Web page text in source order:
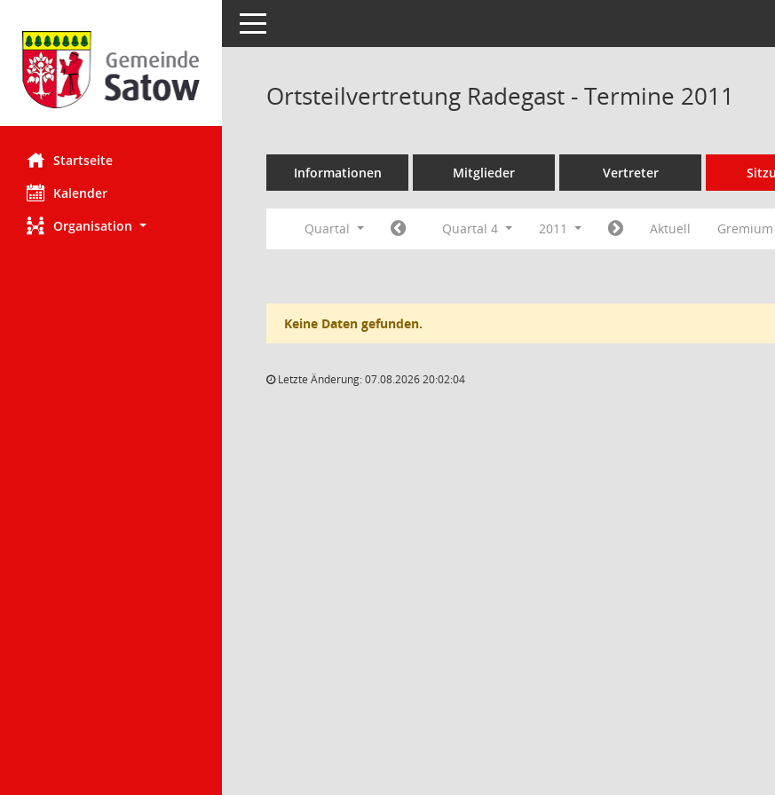
Startseite
Kalender
Organisation
Toggle navigation
Ortsteilvertretung Radegast - Termine 2011
Informationen Mitglieder Vertreter
Quartal Quartal 4 2011 Aktuell
Keine Daten gefunden.
Letzte Änderung: 07.08.2026 20:02:04